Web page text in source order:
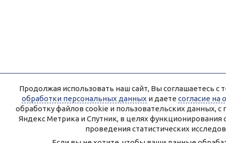
Продолжая использовать наш сайт, Вы соглашаетесь с
обработки персональных данных и даете согласие на
обработку файлов cookie и пользовательских данных,
Яндекс Метрика и Спутник, в целях функционирования
проведения статистических